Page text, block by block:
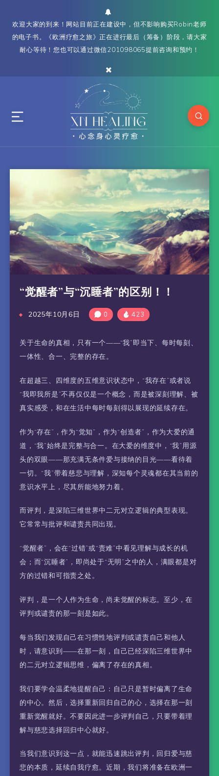
欢迎大家的到来！网站目前正在建设中，但不影响购买Robin老师
的电子书。《欧洲疗愈之旅》正在进行最后（筹备）阶段，请大家
耐心等待！您也可以通过微信201098065提前咨询和预约！
“觉醒者”与“沉睡者”的区别！！
2025年10月6日 0 423
关于生命的真相，只有一个——“我”即当下、每时每刻、
一体性、合一、完整的存在。
在超越三、四维度的五维意识状态中，“我存在”或者说
“我即我所是”不再仅仅是一个概念，而是被深刻理解、被
真实感受，和在生活中每时每刻得以展现的延续存在。
作为“存在”，作为“觉知”，作为“创造者”，作为大爱的通
道，“我”始终是完整与合一。在大爱的维度中，“我”用源
头的双眼——那充满无条件爱与接纳的目光——看待着
一切。“我”带着慈悲与理解，深知每个灵魂都在其当前的
意识水平上，尽其所能地努力着。
而评判，是深陷三维世界中二元对立逻辑的典型表现。
它常常与批评和谴责共同出现。
“觉醒者”，会在“过错”或“责难”中看见理解与成长的机
会；而“沉睡者”，即尚处于“无明”之中的人，满眼都是对
方的过错和可指责之处。
评判，是一个人作为生命，尚未觉醒的标志。至少，在
评判或谴责的那一刻是如此。
每当我们发现自己在习惯性地评判或谴责自己和他人
时，请意识到——在那一刻，自己已经深陷三维世界中
的二元对立逻辑思维，偏离了存在的真相。
我们要学会温柔地提醒自己：自己只是暂时偏离了生命
的中心。然后，选择重新回归自己的心，选择在那一刻
重新觉醒就好。不要因此进一步评判自己，只要带着理
解与慈悲选择回归中心就好。
当我们意识到这一点，就能迅速跳出评判，回归爱与慈
悲的本质，延续自我疗愈。近期，我们将准备在欧洲一